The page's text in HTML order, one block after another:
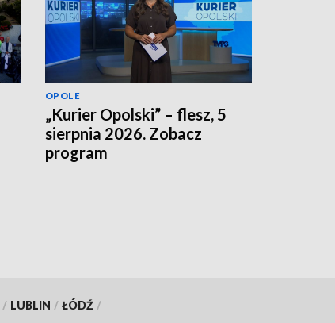
OPOLE
„Kurier Opolski” – flesz, 5
sierpnia 2026. Zobacz
program
/ LUBLIN / ŁÓDŹ /